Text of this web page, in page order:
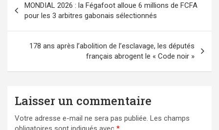
de
l’article
MONDIAL 2026 : la Fégafoot alloue 6 millions de FCFA
pour les 3 arbitres gabonais sélectionnés
178 ans après l’abolition de l’esclavage, les députés
français abrogent le « Code noir »
Laisser un commentaire
Votre adresse e-mail ne sera pas publiée. Les champs